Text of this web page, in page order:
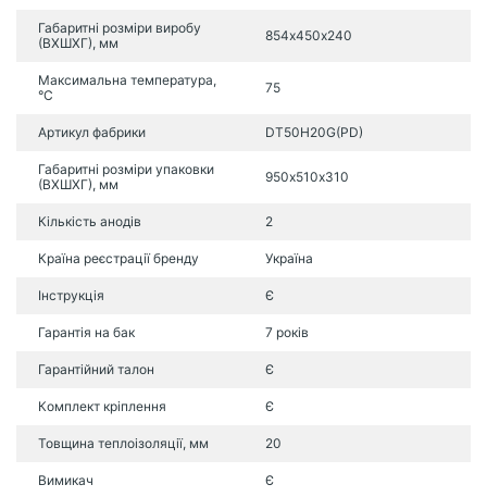
Габаритні розміри виробу
(ВХШХГ), мм
854х450х240
Максимальна температура,
°C
75
Артикул фабрики DT50H20G(PD)
Габаритні розміри упаковки
(ВХШХГ), мм
950х510х310
Кількість анодів 2
Країна реєстрації бренду Україна
Інструкція Є
Гарантія на бак 7 років
Гарантійний талон Є
Комплект кріплення Є
Товщина теплоізоляції, мм 20
Вимикач Є